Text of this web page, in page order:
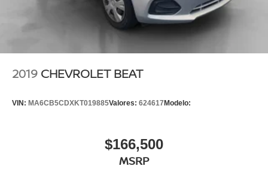
2019 CHEVROLET BEAT
VIN: MA6CB5CDXKT019885Valores: 624617Modelo:
$166,500
MSRP